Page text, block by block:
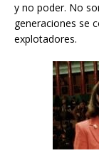
y no poder. No
generaciones se
explotadores.